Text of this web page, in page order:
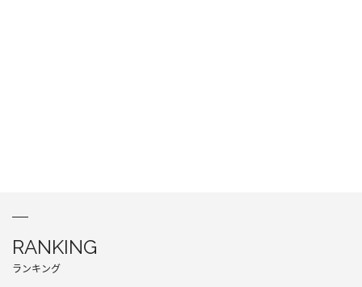
RANKING
ランキング